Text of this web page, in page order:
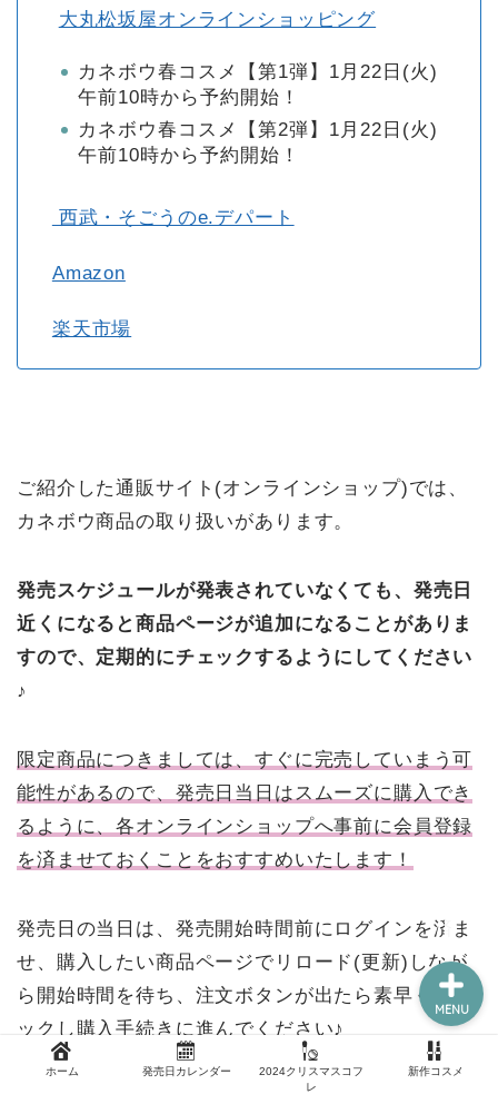
大丸松坂屋オンラインショッピング
カネボウ春コスメ【第1弾】1月22日(火)
午前10時から予約開始！
カネボウ春コスメ【第2弾】1月22日(火)
午前10時から予約開始！
西武・そごうのe.デパート
Amazon
楽天市場
ご紹介した通販サイト(オンラインショップ)では、
カネボウ商品の取り扱いがあります。
発売スケジュールが発表されていなくても、発売日
近くになると商品ページが追加になることがありま
すので、定期的にチェックするようにしてください
♪
限定商品につきましては、すぐに完売していまう可
能性があるので、発売日当日はスムーズに購入でき
るように、各オンラインショップへ事前に会員登録
を済ませておくことをおすすめいたします！
発売日の当日は、発売開始時間前にログインを済ま
せ、購入したい商品ページでリロード(更新)しなが
ら開始時間を待ち、注文ボタンが出たら素早くクリ
ックし購入手続きに進んでください♪
ホーム 発売日カレンダー
2024クリスマスコフ
レ
新作コスメ
MENU
クリスマスコフレ
コスメ福袋